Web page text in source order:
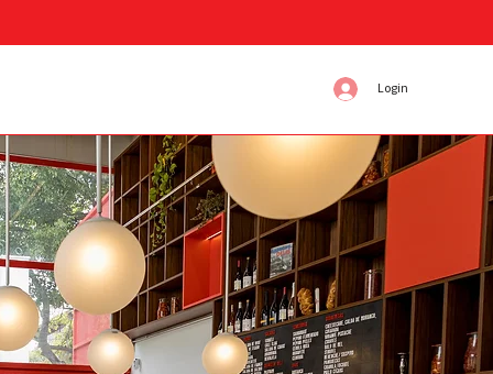
Login